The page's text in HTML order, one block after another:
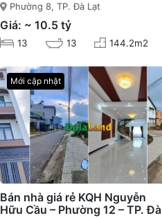
Phường 8, TP. Đà Lạt
Giá: ~ 10.5 tỷ
13 13 144.2m2
Mới cập nhật
Bán nhà giá rẻ KQH Nguyễn
Hữu Cầu – Phường 12 – TP. Đà